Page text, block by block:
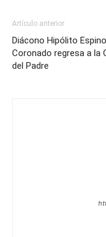
Artículo anterior
Diácono Hipólito Espino
Coronado regresa a la
del Padre